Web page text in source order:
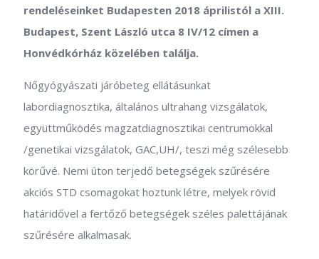
rendeléseinket Budapesten 2018 áprilistól a XIII.
Budapest, Szent László utca 8 IV/12 címen a
Honvédkórház közelében találja.
Nőgyógyászati járóbeteg ellátásunkat
labordiagnosztika, általános ultrahang vizsgálatok,
együttműködés magzatdiagnosztikai centrumokkal
/genetikai vizsgálatok, GAC,UH/, teszi még szélesebb
körűvé. Nemi úton terjedő betegségek szűrésére
akciós STD csomagokat hoztunk létre, melyek rövid
határidővel a fertőző betegségek széles palettájának
szűrésére alkalmasak.